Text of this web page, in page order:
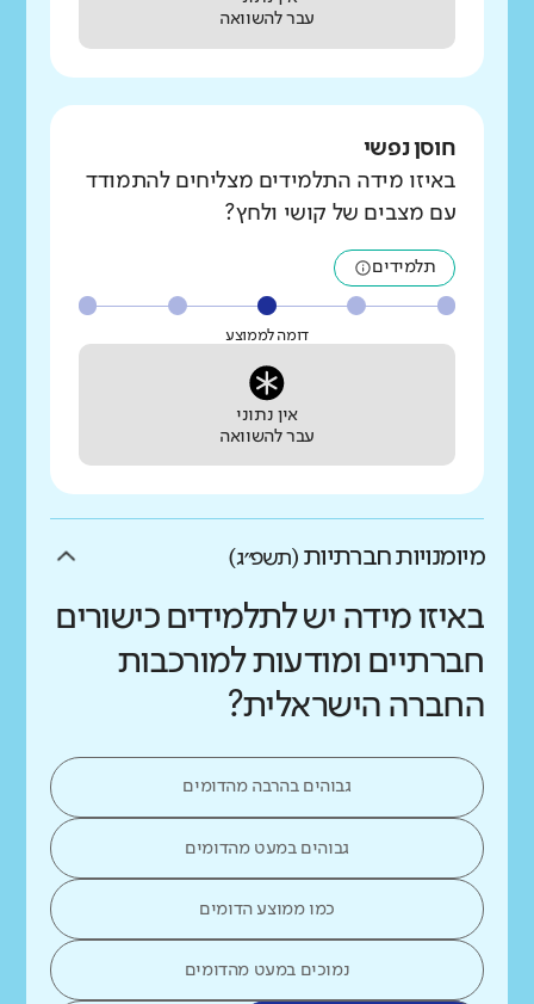
עבר להשוואה
חוסן נפשי
באיזו מידה התלמידים מצליחים להתמודד
עם מצבים של קושי ולחץ?
תלמידים
דומה לממוצע
אין נתוני
עבר להשוואה
מיומנויות חברתיות (תשפ״ג)
באיזו מידה יש לתלמידים כישורים
חברתיים ומודעות למורכבות
החברה הישראלית?
גבוהים בהרבה מהדומים
גבוהים במעט מהדומים
כמו ממוצע הדומים
נמוכים במעט מהדומים